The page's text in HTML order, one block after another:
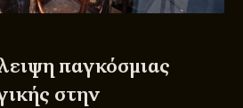
παγκόσμιας
στην